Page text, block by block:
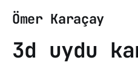
Ömer Karaçay
3d uydu